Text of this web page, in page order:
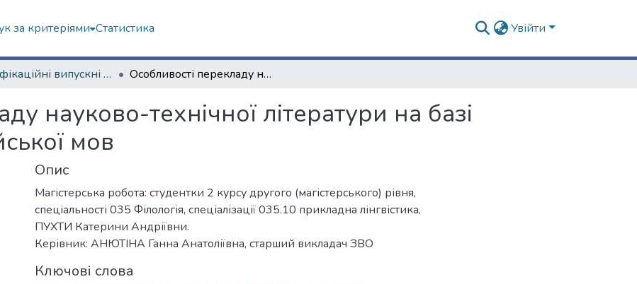
за критеріями Статистика Увійти
Кваліфікаційні випускні роботи магістрів. Філологічний факультет Особливості перекладу науково-технічної літератури на базі української та англійської мов
науково-технічної літератури на базі
мов
Опис
Магістерська робота: студентки 2 курсу другого (магістерського) рівня,
спеціальності 035 Філологія, спеціалізації 035.10 прикладна лінгвістика,
ПУХТИ Катерини Андріївни.
Керівник: АНЮТІНА Ганна Анатоліївна, старший викладач ЗВО
Ключові слова